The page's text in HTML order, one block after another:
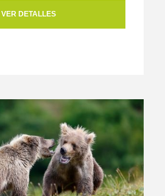
VER DETALLES